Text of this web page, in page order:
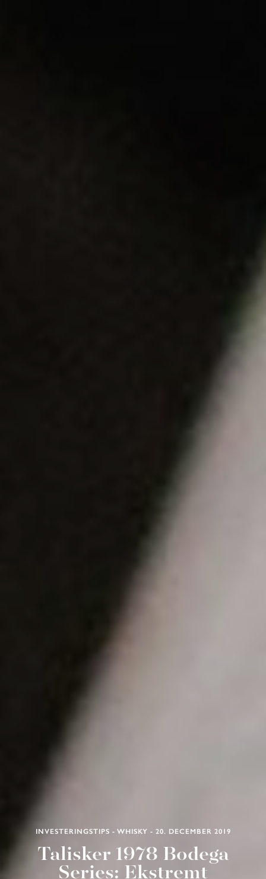
INVESTERINGSTIPS - WHISKY - 20. DECEMBER 2019
Talisker 1978 Bodega
Series: Ekstremt